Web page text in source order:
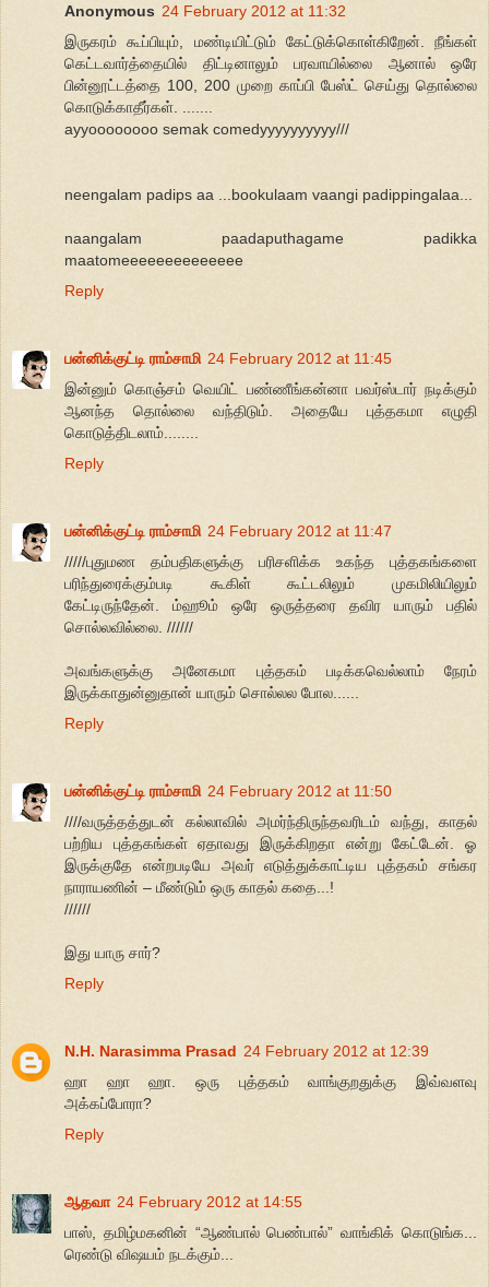
Anonymous 24 February 2012 at 11:32
இருகரம் கூப்பியும், மண்டியிட்டும் கேட்டுக்கொள்கிறேன். நீங்கள்
கெட்டவார்த்தையில் திட்டினாலும் பரவாயில்லை ஆனால் ஒரே
பின்னூட்டத்தை 100, 200 முறை காப்பி பேஸ்ட் செய்து தொல்லை
கொடுக்காதீர்கள். .......
ayyoooooooo semak comedyyyyyyyyyy///
neengalam padips aa ...bookulaam vaangi padippingalaa...
naangalam paadaputhagame padikka
maatomeeeeeeeeeeeeee
Reply
பன்னிக்குட்டி ராம்சாமி 24 February 2012 at 11:45
இன்னும் கொஞ்சம் வெயிட் பண்ணீங்கன்னா பவர்ஸ்டார் நடிக்கும்
ஆனந்த தொல்லை வந்திடும். அதையே புத்தகமா எழுதி
கொடுத்திடலாம்........
Reply
பன்னிக்குட்டி ராம்சாமி 24 February 2012 at 11:47
/////புதுமண தம்பதிகளுக்கு பரிசளிக்க உகந்த புத்தகங்களை
பரிந்துரைக்கும்படி கூகிள் கூட்டலிலும் முகமிலியிலும்
கேட்டிருந்தேன். ம்ஹூம் ஒரே ஒருத்தரை தவிர யாரும் பதில்
சொல்லவில்லை. //////
அவங்களுக்கு அனேகமா புத்தகம் படிக்கவெல்லாம் நேரம்
இருக்காதுன்னுதான் யாரும் சொல்லல போல......
Reply
பன்னிக்குட்டி ராம்சாமி 24 February 2012 at 11:50
////வருத்தத்துடன் கல்லாவில் அமர்ந்திருந்தவரிடம் வந்து, காதல்
பற்றிய புத்தகங்கள் ஏதாவது இருக்கிறதா என்று கேட்டேன். ஓ
இருக்குதே என்றபடியே அவர் எடுத்துக்காட்டிய புத்தகம் சங்கர
நாராயணின் – மீண்டும் ஒரு காதல் கதை...!
//////
இது யாரு சார்?
Reply
N.H. Narasimma Prasad 24 February 2012 at 12:39
ஹா ஹா ஹா. ஒரு புத்தகம் வாங்குறதுக்கு இவ்வளவு
அக்கப்போரா?
Reply
ஆதவா 24 February 2012 at 14:55
பாஸ், தமிழ்மகனின் “ஆண்பால் பெண்பால்” வாங்கிக் கொடுங்க...
ரெண்டு விஷயம் நடக்கும்...